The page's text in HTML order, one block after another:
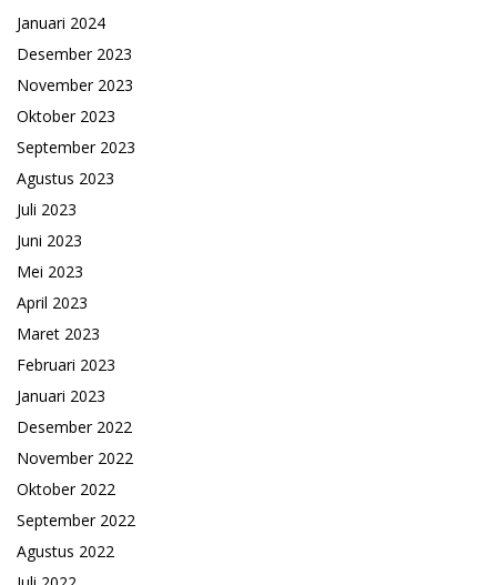
Januari 2024
Desember 2023
November 2023
Oktober 2023
September 2023
Agustus 2023
Juli 2023
Juni 2023
Mei 2023
April 2023
Maret 2023
Februari 2023
Januari 2023
Desember 2022
November 2022
Oktober 2022
September 2022
Agustus 2022